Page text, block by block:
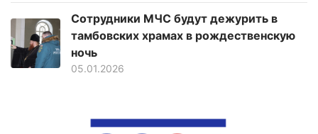
Сотрудники МЧС будут дежурить в
тамбовских храмах в рождественскую
ночь
05.01.2026